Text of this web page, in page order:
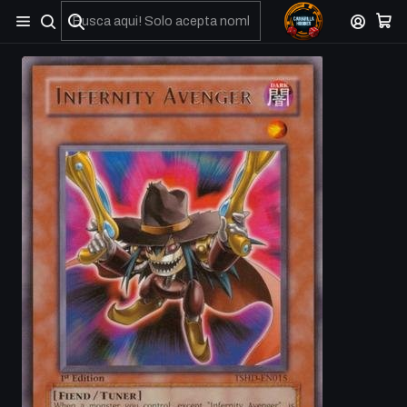
No olviden reportar sus depositos y transferencias por Whatsapp